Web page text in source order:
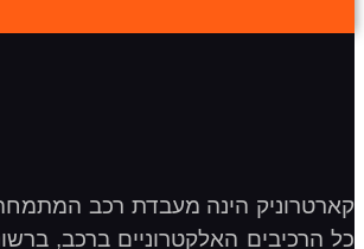
קארטרוניק הינה מעבדת רכב
כל הרכיבים האלקטרוניים ברכב,